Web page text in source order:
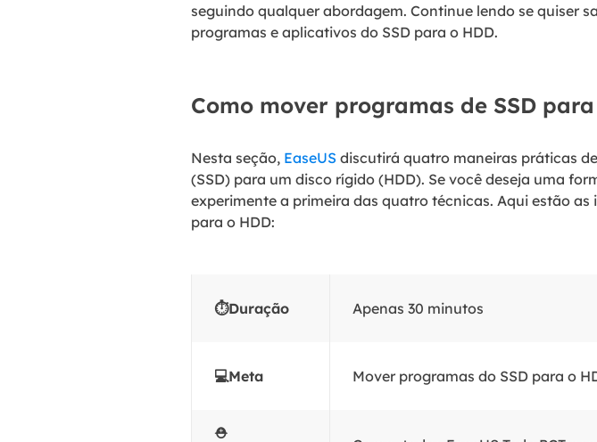
seguindo qualquer abordagem. Continue lendo se quiser
programas e aplicativos do SSD para o HDD.
Como mover programas de SSD
Nesta seção, EaseUS discutirá quatro maneiras práticas
(SSD) para um disco rígido (HDD). Se você deseja uma
experimente a primeira das quatro técnicas. Aqui estão
para o HDD:
⏱️Duração Apenas 30 minutos
💻Meta Mover programas do SSD para o
⛑️